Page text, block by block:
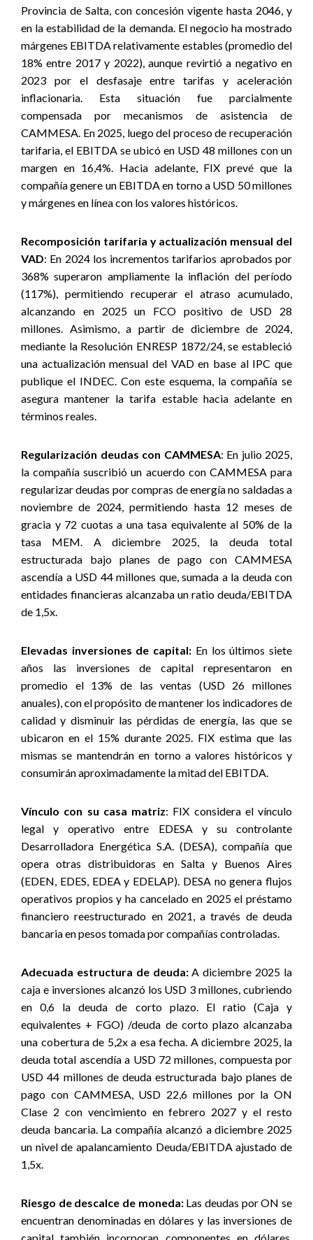
Provincia de Salta, con concesión vigente hasta 2046, y
en la estabilidad de la demanda. El negocio ha mostrado
márgenes EBITDA relativamente estables (promedio del
18% entre 2017 y 2022), aunque revirtió a negativo en
2023 por el desfasaje entre tarifas y aceleración
inflacionaria. Esta situación fue parcialmente
compensada por mecanismos de asistencia de
CAMMESA. En 2025, luego del proceso de recuperación
tarifaria, el EBITDA se ubicó en USD 48 millones con un
margen en 16,4%. Hacia adelante, FIX prevé que la
compañía genere un EBITDA en torno a USD 50 millones
y márgenes en línea con los valores históricos.
Recomposición tarifaria y actualización mensual del
VAD: En 2024 los incrementos tarifarios aprobados por
368% superaron ampliamente la inflación del período
(117%), permitiendo recuperar el atraso acumulado,
alcanzando en 2025 un FCO positivo de USD 28
millones. Asimismo, a partir de diciembre de 2024,
mediante la Resolución ENRESP 1872/24, se estableció
una actualización mensual del VAD en base al IPC que
publique el INDEC. Con este esquema, la compañía se
asegura mantener la tarifa estable hacia adelante en
términos reales.
Regularización deudas con CAMMESA: En julio 2025,
la compañía suscribió un acuerdo con CAMMESA para
regularizar deudas por compras de energía no saldadas a
noviembre de 2024, permitiendo hasta 12 meses de
gracia y 72 cuotas a una tasa equivalente al 50% de la
tasa MEM. A diciembre 2025, la deuda total
estructurada bajo planes de pago con CAMMESA
ascendía a USD 44 millones que, sumada a la deuda con
entidades financieras alcanzaba un ratio deuda/EBITDA
de 1,5x.
Elevadas inversiones de capital: En los últimos siete
años las inversiones de capital representaron en
promedio el 13% de las ventas (USD 26 millones
anuales), con el propósito de mantener los indicadores de
calidad y disminuir las pérdidas de energía, las que se
ubicaron en el 15% durante 2025. FIX estima que las
mismas se mantendrán en torno a valores históricos y
consumirán aproximadamente la mitad del EBITDA.
Vínculo con su casa matriz: FIX considera el vínculo
legal y operativo entre EDESA y su controlante
Desarrolladora Energética S.A. (DESA), compañía que
opera otras distribuidoras en Salta y Buenos Aires
(EDEN, EDES, EDEA y EDELAP). DESA no genera flujos
operativos propios y ha cancelado en 2025 el préstamo
financiero reestructurado en 2021, a través de deuda
bancaria en pesos tomada por compañías controladas.
Adecuada estructura de deuda:A diciembre 2025 la
caja e inversiones alcanzó los USD 3 millones, cubriendo
en 0,6 la deuda de corto plazo. El ratio (Caja y
equivalentes + FGO) /deuda de corto plazo alcanzaba
una cobertura de 5,2x a esa fecha. A diciembre 2025, la
deuda total ascendía a USD 72 millones, compuesta por
USD 44 millones de deuda estructurada bajo planes de
pago con CAMMESA, USD 22,6 millones por la ON
Clase 2 con vencimiento en febrero 2027 y el resto
deuda bancaria. La compañía alcanzó a diciembre 2025
un nivel de apalancamiento Deuda/EBITDA ajustado de
1,5x.
Riesgo de descalce de moneda:Las deudas por ON se
encuentran denominadas en dólares y las inversiones de